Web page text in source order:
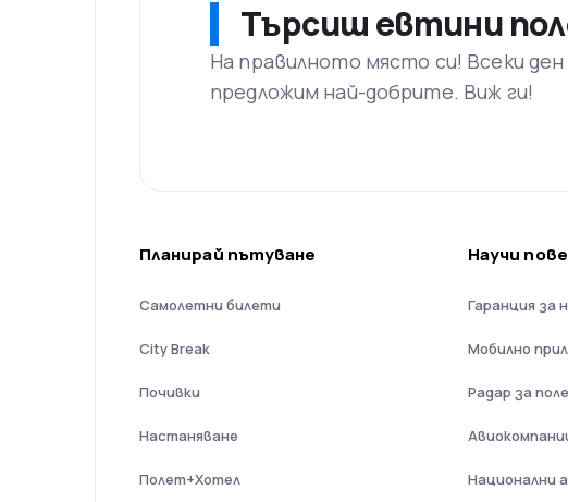
Търсиш евтини
На правилното място си! Всеки
предложим най-добрите. Виж ги!
Планирай пътуване
Самолетни билети
City Break
Почивки
Настаняване
Полет+Хотел
Научи
Гаранция за
Мобилно
Радар за
Национални